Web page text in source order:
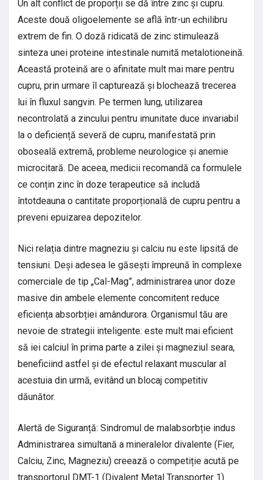
Un alt conflict de proporții se dă între zinc și cupru.
Aceste două oligoelemente se află într-un echilibru
extrem de fin. O doză ridicată de zinc stimulează
sinteza unei proteine intestinale numită metalotioneină.
Această proteină are o afinitate mult mai mare pentru
cupru, prin urmare îl capturează și blochează trecerea
lui în fluxul sangvin. Pe termen lung, utilizarea
necontrolată a zincului pentru imunitate duce invariabil
la o deficiență severă de cupru, manifestată prin
oboseală extremă, probleme neurologice și anemie
microcitară. De aceea, medicii recomandă ca formulele
ce conțin zinc în doze terapeutice să includă
întotdeauna o cantitate proporțională de cupru pentru a
preveni epuizarea depozitelor.
Nici relația dintre magneziu și calciu nu este lipsită de
tensiuni. Deși adesea le găsești împreună în complexe
comerciale de tip „Cal-Mag”, administrarea unor doze
masive din ambele elemente concomitent reduce
eficiența absorbției amândurora. Organismul tău are
nevoie de strategii inteligente: este mult mai eficient
să iei calciul în prima parte a zilei și magneziul seara,
beneficiind astfel și de efectul relaxant muscular al
acestuia din urmă, evitând un blocaj competitiv
dăunător.
Alertă de Siguranță: Sindromul de malabsorbție indus
Administrarea simultană a mineralelor divalente (Fier,
Calciu, Zinc, Magneziu) creează o competiție acută pe
transportorul DMT-1 (Divalent Metal Transporter 1).